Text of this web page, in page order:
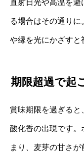
直射日光や高温を避
る場合はその通り
や縁を光にかざすと
期限超過で起
賞味期限を過ぎると
酸化香の出現です。
まり、麦芽の甘さ